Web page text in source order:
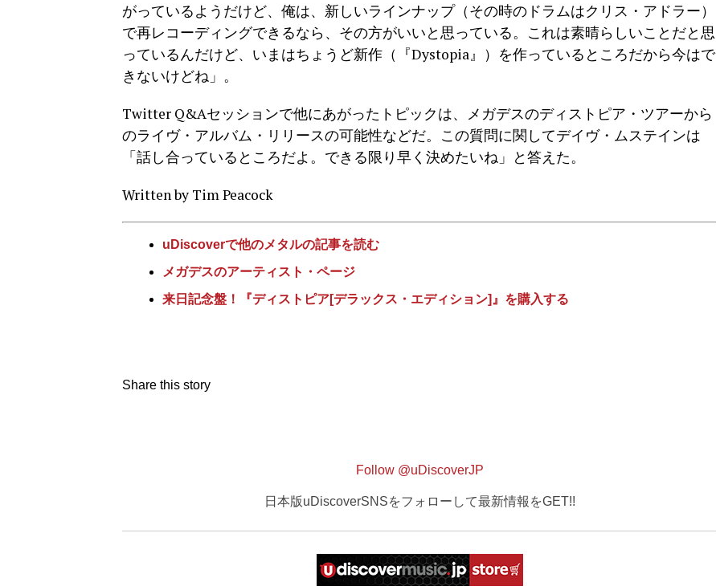
がっているようだけど、俺は、新しいラインナップ（その時のドラムはクリス・アドラー）
で再レコーディングできるなら、その方がいいと思っている。これは素晴らしいことだと思
っているんだけど、いまはちょうど新作（『Dystopia』）を作っているところだから今はで
きないけどね」。
Twitter Q&Aセッションで他にあがったトピックは、メガデスのディストピア・ツアーから
のライヴ・アルバム・リリースの可能性などだ。この質問に関してデイヴ・ムステインは
「話し合っているところだよ。できる限り早く決めたいね」と答えた。
Written by Tim Peacock
uDiscoverで他のメタルの記事を読む
メガデスのアーティスト・ページ
来日記念盤！『ディストピア[デラックス・エディション]』を購入する
Share this story
Follow @uDiscoverJP
日本版uDiscoverSNSをフォローして最新情報をGET!!